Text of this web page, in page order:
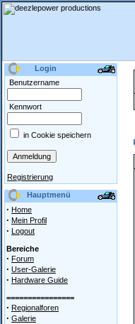
Login
Benutzername
Kennwort
in Cookie speichern
Registrierung
Hauptmenü
· Home
· Mein Profil
· Logout
Bereiche
· Forum
· User-Galerie
· Hardware Guide
================
· Regionalforen
· Galerie